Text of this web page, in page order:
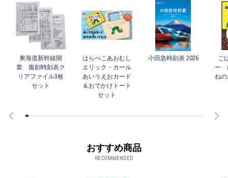
東海道新幹線開
業 復刻時刻表ク
リアファイル3枚
セット
はらぺこあおむし
エリック・カール
あいうえおカード
＆おでかけトート
セット
小田急時刻表 2026
ご
ー
ね
おすすめ商品
RECOMMENDED